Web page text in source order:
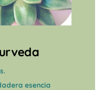
esencia